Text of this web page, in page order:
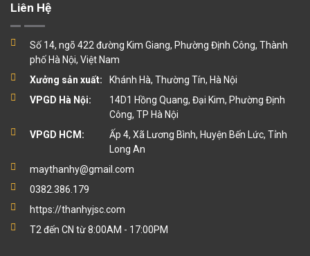
Liên Hệ
Số 14, ngõ 422 đường Kim Giang, Phường Định Công, Thành
phố Hà Nội, Việt Nam
Xưởng sản xuất:
Khánh Hà, Thường Tín, Hà Nội
VPGD Hà Nội:
14D1 Hồng Quang, Đại Kim, Phường Định
Công, TP Hà Nội
VPGD HCM:
Ấp 4, Xã Lương Bình, Huyện Bến Lức, Tỉnh
Long An
maythanhy@gmail.com
0382.386.179
https://thanhyjsc.com
T2 đến CN từ 8:00AM - 17:00PM